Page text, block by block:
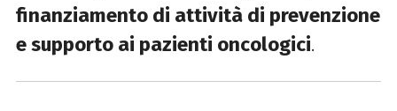
finanziamento di attività di prevenzione
e supporto ai pazienti oncologici.